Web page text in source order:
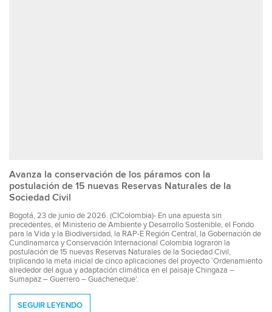
Avanza la conservación de los páramos con la
postulación de 15 nuevas Reservas Naturales de la
Sociedad Civil
Bogotá, 23 de junio de 2026. (CIColombia)- En una apuesta sin
precedentes, el Ministerio de Ambiente y Desarrollo Sostenible, el Fondo
para la Vida y la Biodiversidad, la RAP-E Región Central, la Gobernación de
Cundinamarca y Conservación Internacional Colombia lograron la
postulación de 15 nuevas Reservas Naturales de la Sociedad Civil,
triplicando la meta inicial de cinco aplicaciones del proyecto ‘Ordenamiento
alrededor del agua y adaptación climática en el paisaje Chingaza –
Sumapaz – Guerrero – Guacheneque’.
SEGUIR LEYENDO